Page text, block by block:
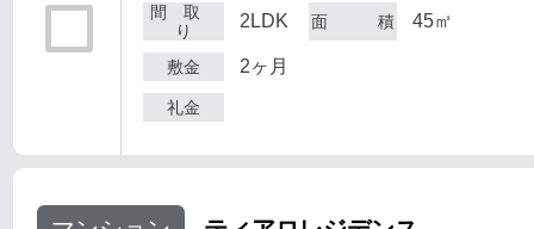
間 取
り
2LDK 面 積 45㎡
敷金 2ヶ月
礼金